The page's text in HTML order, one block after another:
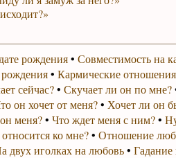
рождения• Совместимость на
• Кармические отношения
сейчас?• Скучает ли он по мне?
он хочет от меня?• Хочет ли он
меня?• Что ждет меня с ним?•
ко мне?• Отношение
двух иголках на любовь• Гадание